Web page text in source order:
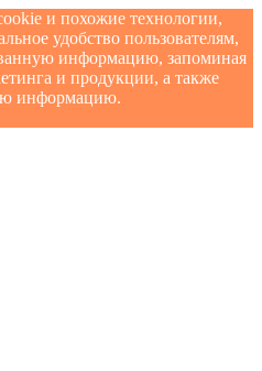
и похожие технологии,
удобство пользователям,
информацию, запоминая
и продукции, а также
информацию.